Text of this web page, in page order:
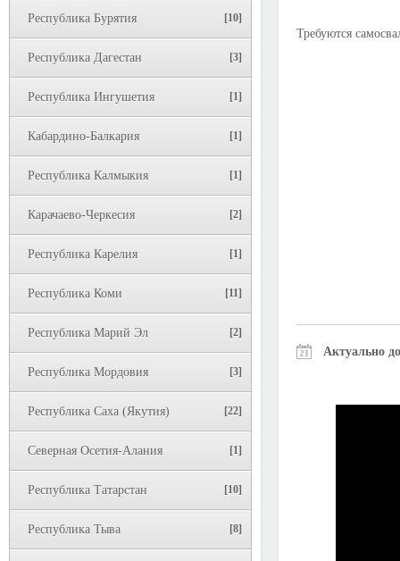
Республика Бурятия [10]
Республика Дагестан [3]
Республика Ингушетия [1]
Кабардино-Балкария [1]
Республика Калмыкия [1]
Карачаево-Черкесия [2]
Республика Карелия [1]
Республика Коми [11]
Республика Марий Эл [2]
Республика Мордовия [3]
Республика Саха (Якутия) [22]
Северная Осетия-Алания [1]
Республика Татарстан [10]
Республика Тыва [8]
Требуются
Актуально